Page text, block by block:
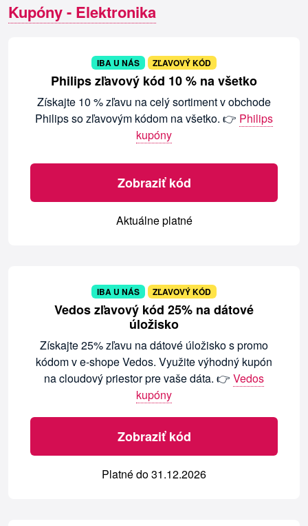
Kupóny - Elektronika
IBA U NÁS ZĽAVOVÝ KÓD
Philips zľavový kód 10 % na všetko
Získajte 10 % zľavu na celý sortiment v obchode
Philips so zľavovým kódom na všetko. 👉 Philips
kupóny
Zobraziť kód
Aktuálne platné
IBA U NÁS ZĽAVOVÝ KÓD
Vedos zľavový kód 25% na dátové
úložisko
Získajte 25% zľavu na dátové úložisko s promo
kódom v e-shope Vedos. Využite výhodný kupón
na cloudový priestor pre vaše dáta. 👉 Vedos
kupóny
Zobraziť kód
Platné do 31.12.2026